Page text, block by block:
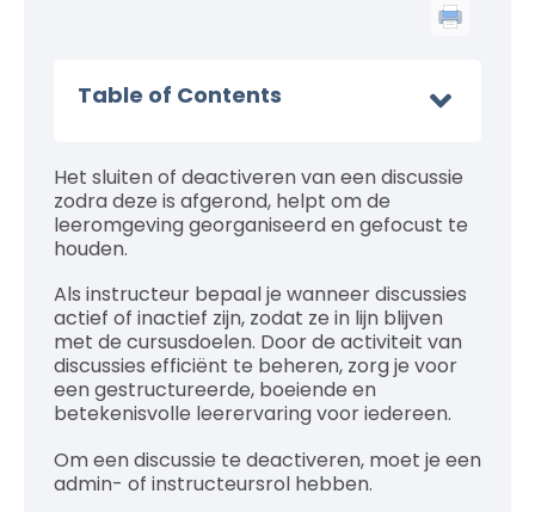
Table of Contents
Het sluiten of deactiveren van een discussie
zodra deze is afgerond, helpt om de
leeromgeving georganiseerd en gefocust te
houden.
Als instructeur bepaal je wanneer discussies
actief of inactief zijn, zodat ze in lijn blijven
met de cursusdoelen. Door de activiteit van
discussies efficiënt te beheren, zorg je voor
een gestructureerde, boeiende en
betekenisvolle leerervaring voor iedereen.
Om een discussie te deactiveren, moet je een
admin- of instructeursrol hebben.